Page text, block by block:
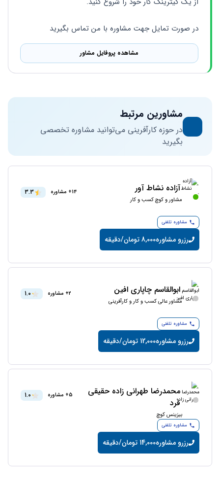
در صورت تمایل جهت مشاوره با من تماس بگیرید
مشاهده پروفایل مشاور
مشاورین مرتبط
در حوزه کارآفرینی می‌توانید مشاوره تخصصی
بگیرید
آزاده نشاط آور
مشاور و کوچ کسب و کار
14+ مشاوره 3.3
مشاوره تلفنی
رزرو مشاوره8,000 تومان/دقیقه
ابوالقاسم چاپاری افین
مشاور عالی کسب و کار و کارآفرینی
2+ مشاوره 1.0
مشاوره تلفنی
رزرو مشاوره12,000 تومان/دقیقه
محمدرضا طهرانى زاده حقيقى
فرد
بیزینس کوچ
5+ مشاوره 1.0
مشاوره تلفنی
رزرو مشاوره14,000 تومان/دقیقه